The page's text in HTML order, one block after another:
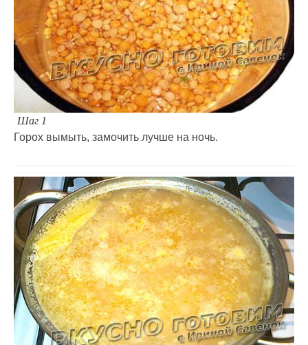
Шаг 1
Горох вымыть, замочить лучше на ночь.